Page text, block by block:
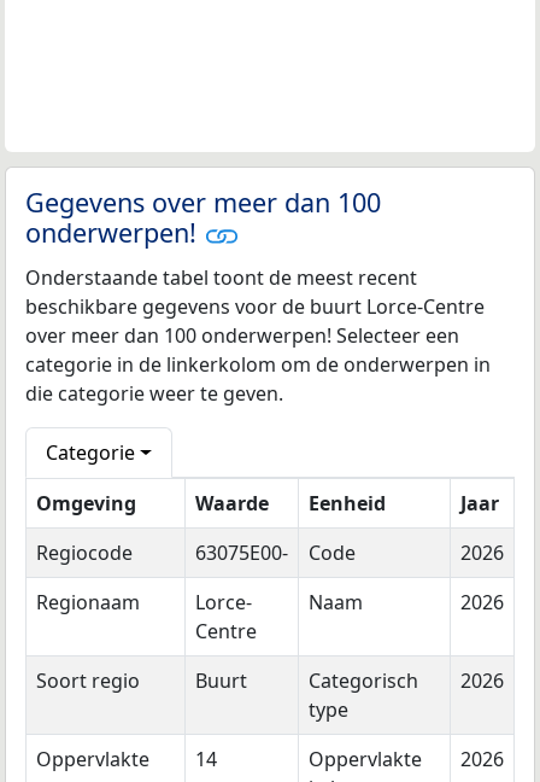
Gegevens over meer dan 100
onderwerpen!
Onderstaande tabel toont de meest recent
beschikbare gegevens voor de buurt Lorce-Centre
over meer dan 100 onderwerpen! Selecteer een
categorie in de linkerkolom om de onderwerpen in
die categorie weer te geven.
Categorie
Omgeving
Waarde Eenheid
Jaar
Regiocode
63075E00- Code
2026
Regionaam
Lorce-
Centre
Naam 2026
Soort regio Buurt
Categorisch
type
2026
Oppervlakte 14
Oppervlakte
2026